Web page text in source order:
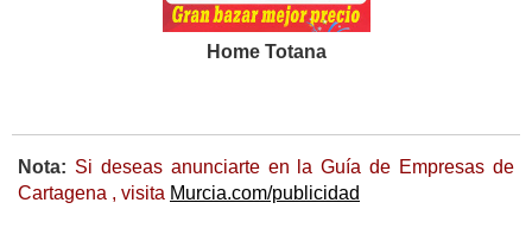
Home Totana
Nota: Si deseas anunciarte en la Guía de Empresas de
Cartagena , visita Murcia.com/publicidad